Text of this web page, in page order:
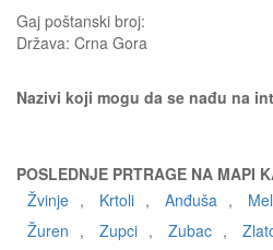
Gaj poštanski broj:
Država: Crna Gora
Nazivi koji mogu da se nađu na
POSLEDNJE PRTRAGE NA MAPI
Žvinje , Krtoli , Anđuša ,
Žuren , Zupci , Zubac ,